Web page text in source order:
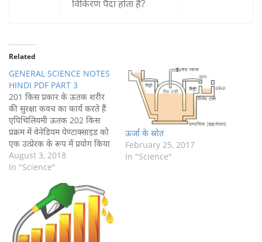
विकिरण पैदा होता है?
Related
GENERAL SCIENCE NOTES
HINDI PDF PART 3
201 किस प्रकार के ऊतक शरीर
की सुरक्षा कवच का कार्य करते हैं
एपिथिलियमी ऊतक 202 किस
प्रक्रम में वेनेडियम पेण्टाक्साइड को
एक उत्प्रेरक के रूप में प्रयोग किया
जाता है? संस्पर्श प्रक्रम 203 किस
प्रक्रिया द्वारा श्वसन के दौरान गैसे
August 3, 2018
In "Science"
ऊर्जा के स्रोत
February 25, 2017
In "Science"